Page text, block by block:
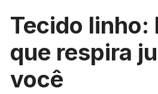
Tecido linho:
que respira
você